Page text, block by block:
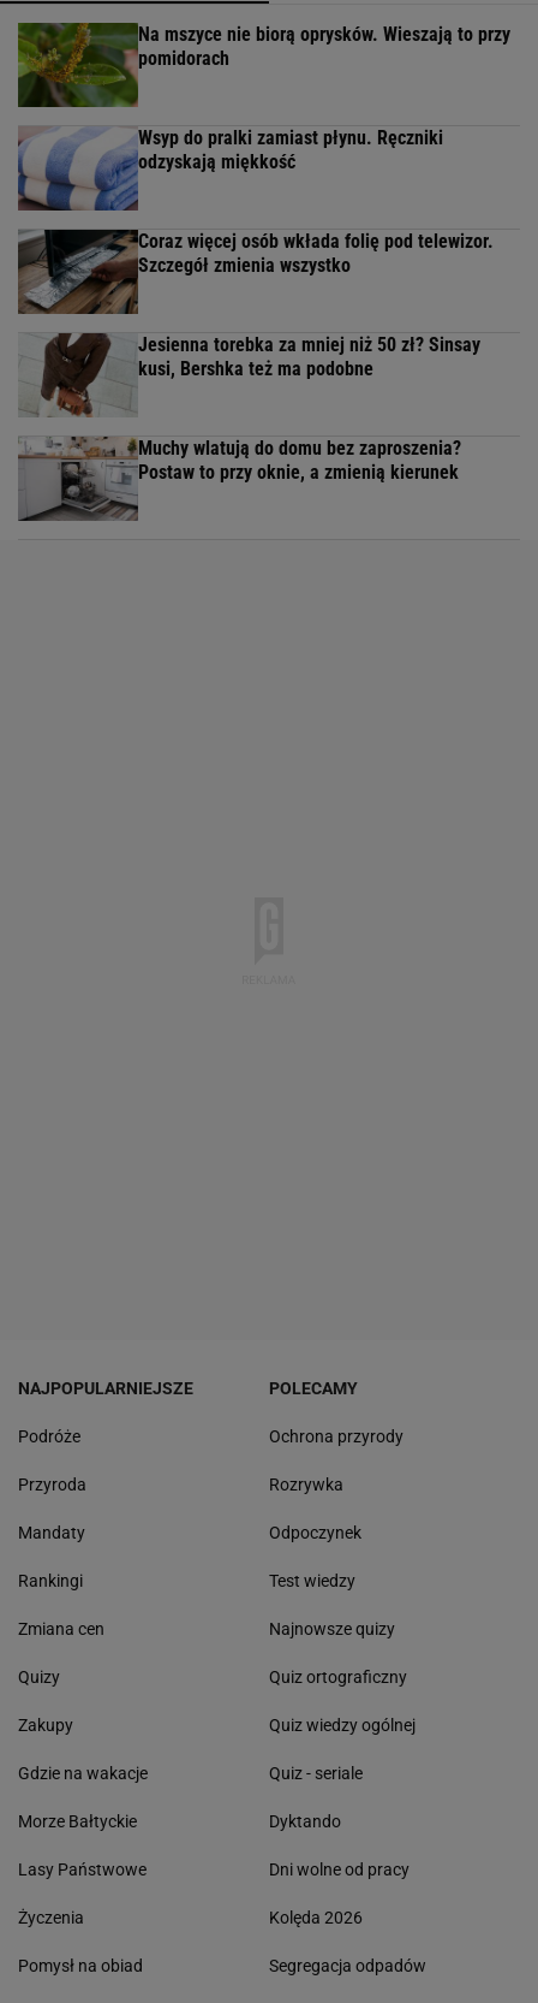
Na mszyce nie biorą oprysków. Wieszają to przy
pomidorach
Wsyp do pralki zamiast płynu. Ręczniki
odzyskają miękkość
Coraz więcej osób wkłada folię pod telewizor.
Szczegół zmienia wszystko
Jesienna torebka za mniej niż 50 zł? Sinsay
kusi, Bershka też ma podobne
Muchy wlatują do domu bez zaproszenia?
Postaw to przy oknie, a zmienią kierunek
NAJPOPULARNIEJSZE
Podróże
Przyroda
Mandaty
Rankingi
Zmiana cen
Quizy
Zakupy
Gdzie na wakacje
Morze Bałtyckie
Lasy Państwowe
Życzenia
Pomysł na obiad
POLECAMY
Ochrona przyrody
Rozrywka
Odpoczynek
Test wiedzy
Najnowsze quizy
Quiz ortograficzny
Quiz wiedzy ogólnej
Quiz - seriale
Dyktando
Dni wolne od pracy
Kolęda 2026
Segregacja odpadów